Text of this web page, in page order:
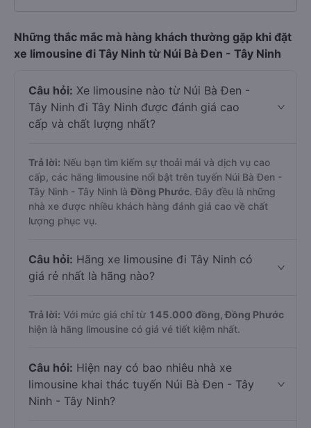
Những thắc mắc mà hàng khách thường gặp khi đặt
xe limousine đi Tây Ninh từ Núi Bà Đen - Tây Ninh
Câu hỏi: Xe limousine nào từ Núi Bà Đen -
Tây Ninh đi Tây Ninh được đánh giá cao
cấp và chất lượng nhất?
Trả lời: Nếu bạn tìm kiếm sự thoải mái và dịch vụ cao
cấp, các hãng limousine nổi bật trên tuyến Núi Bà Đen -
Tây Ninh - Tây Ninh làĐồng Phước. Đây đều là những
nhà xe được nhiều khách hàng đánh giá cao về chất
lượng phục vụ.
Câu hỏi: Hãng xe limousine đi Tây Ninh có
giá rẻ nhất là hãng nào?
Trả lời: Với mức giá chỉ từ 145.000 đồng, Đồng Phước
hiện là hãng limousine có giá vé tiết kiệm nhất.
Câu hỏi: Hiện nay có bao nhiêu nhà xe
limousine khai thác tuyến Núi Bà Đen - Tây
Ninh - Tây Ninh?